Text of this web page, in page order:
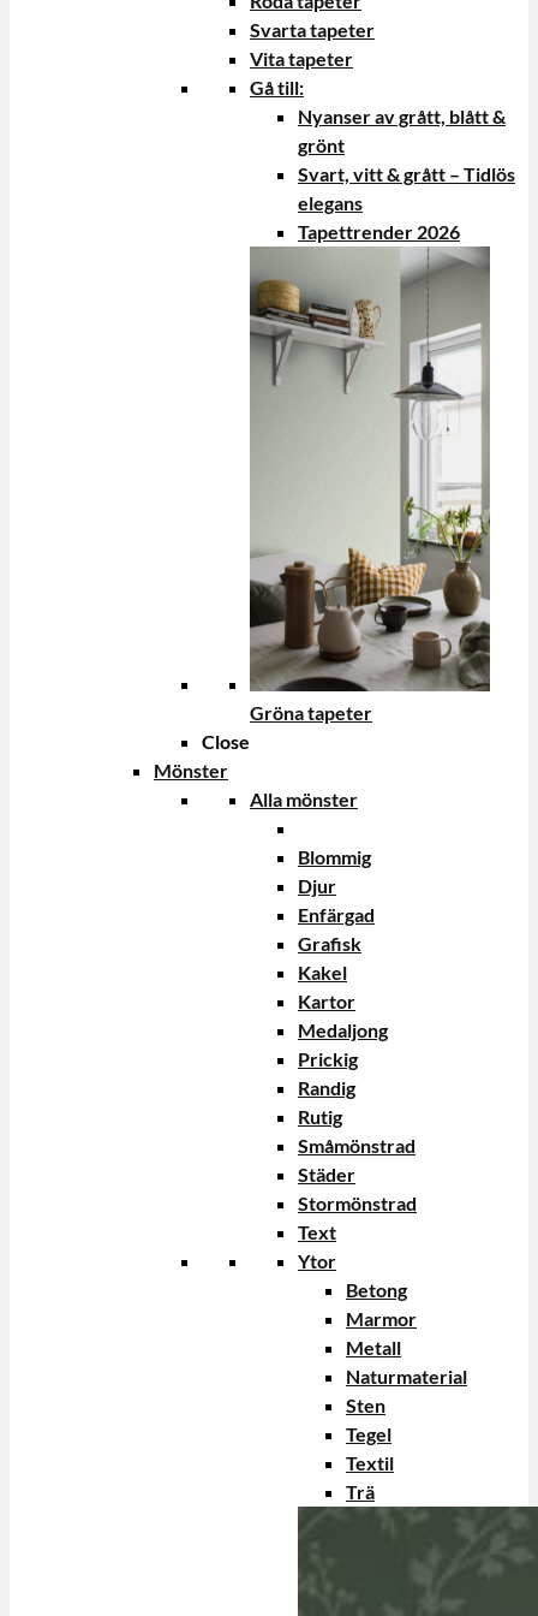
Svarta tapeter
Vita tapeter
Gå till:
Nyanser av grått, blått &
grönt
Svart, vitt & grått – Tidlös
elegans
Tapettrender 2026
Gröna tapeter
Close
Mönster
Alla mönster
Blommig
Djur
Enfärgad
Grafisk
Kakel
Kartor
Medaljong
Prickig
Randig
Rutig
Småmönstrad
Städer
Stormönstrad
Text
Ytor
Betong
Marmor
Metall
Naturmaterial
Sten
Tegel
Textil
Trä